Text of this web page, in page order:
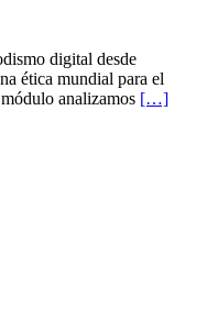
digital desde
ética mundial para el
analizamos […]